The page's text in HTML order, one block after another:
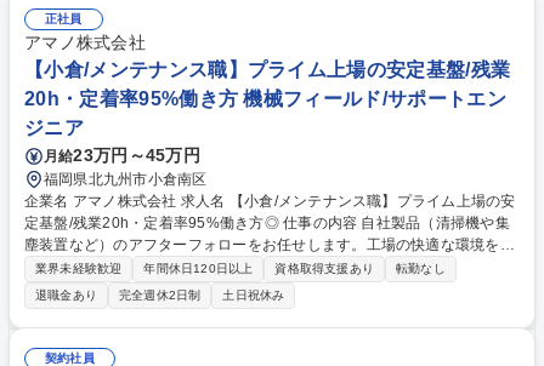
正社員
アマノ株式会社
【小倉/メンテナンス職】プライム上場の安定基盤/残業
20h・定着率95%働き方 機械フィールド/サポートエン
ジニア
月給23万円～45万円
福岡県北九州市小倉南区
企業名 アマノ株式会社 求人名 【小倉/メンテナンス職】プライム上場の安
定基盤/残業20h・定着率95%働き方◎ 仕事の内容 自社製品（清掃機や集
塵装置など）のアフターフォローをお任せします。工場の快適な環境を守
るため、点検や修理、部品発注などを通じてお客様をサポート。1日4～5
件ほどを巡回し、じっくり技術と向き合える仕事 【商材】工場の空気を清
浄にする集塵機、大規模施設への清掃機など 【詳細】■担当エリアの顧客
を訪問し、機器の点検・修理・メンテナンスを実施 ■作業報告書の作成、
交換部品の見積作成・発注業務 ■新設備の設置に伴う施工管理業務のサポ
業界未経験歓迎 年間休日120日以上 資格取得支援あり
転勤なし
退職金あり
完全週休2日制 土日祝休み
契約社員